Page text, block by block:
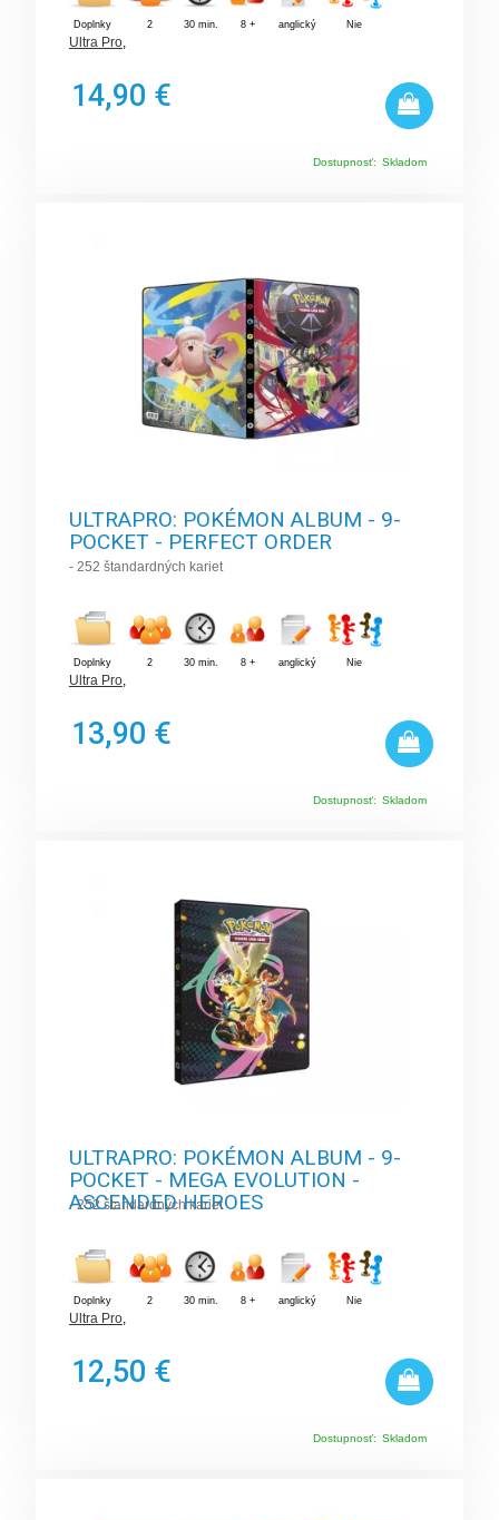
Doplnky 2 30 min. 8 + anglický Nie
Ultra Pro,
14,90 €
Dostupnosť: Skladom
ULTRAPRO: POKÉMON ALBUM - 9-
POCKET - PERFECT ORDER
- 252 štandardných kariet
Doplnky 2 30 min. 8 + anglický Nie
Ultra Pro,
13,90 €
Dostupnosť: Skladom
ULTRAPRO: POKÉMON ALBUM - 9-
POCKET - MEGA EVOLUTION -
ASCENDED HEROES
- 252 štandardných kariet
Doplnky 2 30 min. 8 + anglický Nie
Ultra Pro,
12,50 €
Dostupnosť: Skladom